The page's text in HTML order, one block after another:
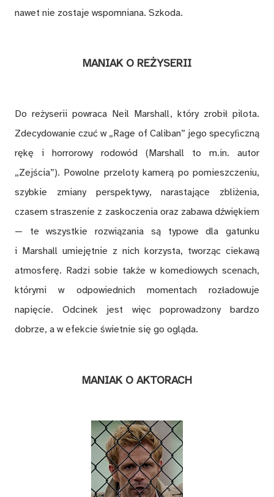
nawet nie zostaje wspomniana. Szkoda.
MANIAK O REŻYSERII
Do reżyserii powraca Neil Marshall, który zrobił pilota.
Zdecydowanie czuć w „Rage of Caliban” jego specyﬁczną
rękę i horrorowy rodowód (Marshall to m.in. autor
„Zejścia”). Powolne przeloty kamerą po pomieszczeniu,
szybkie zmiany perspektywy, narastające zbliżenia,
czasem straszenie z zaskoczenia oraz zabawa dźwiękiem
— te wszystkie rozwiązania są typowe dla gatunku
i Marshall umiejętnie z nich korzysta, tworząc ciekawą
atmosferę. Radzi sobie także w komediowych scenach,
którymi w odpowiednich momentach rozładowuje
napięcie. Odcinek jest więc poprowadzony bardzo
dobrze, a w efekcie świetnie się go ogląda.
MANIAK O AKTORACH